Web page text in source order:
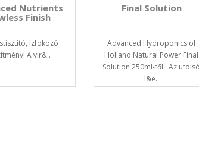
Nutrients
Finish
ízfokozó
A vir&..
Final Solution
Advanced Hydroponics of
Holland Natural Power Final
Solution 250ml-től Az utolsó
l&e..